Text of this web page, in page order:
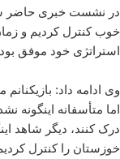
در نشست خبری حاضر
خوب کنترل کردیم و
استراتژی خود موفق
وی ادامه داد: بازیکنانم
اما متأسفانه اینگونه
درک کنند، دیگر شاهد
خوزستان را کنترل